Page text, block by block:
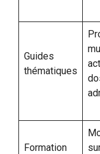
Guides
thématiques
Formation